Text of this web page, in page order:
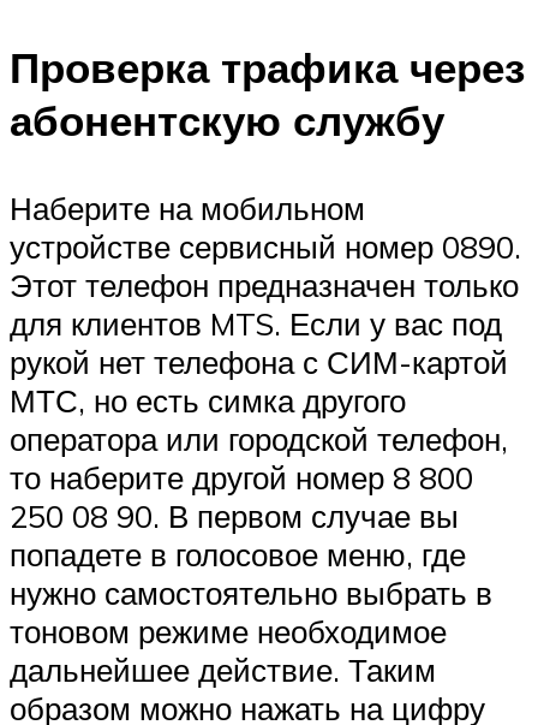
Проверка трафика через
абонентскую службу
Наберите на мобильном
устройстве сервисный номер 0890.
Этот телефон предназначен только
для клиентов MTS. Если у вас под
рукой нет телефона с СИМ-картой
МТС, но есть симка другого
оператора или городской телефон,
то наберите другой номер 8 800
250 08 90. В первом случае вы
попадете в голосовое меню, где
нужно самостоятельно выбрать в
тоновом режиме необходимое
дальнейшее действие. Таким
образом можно нажать на цифру